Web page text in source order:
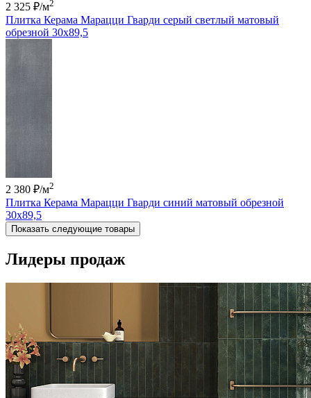
2 325 ₽/м2
Плитка Керама Марацци Гварди серый светлый матовый
обрезной 30x89,5
2 380 ₽/м2
Плитка Керама Марацци Гварди синий матовый обрезной
30x89,5
Показать следующие товары
Лидеры продаж